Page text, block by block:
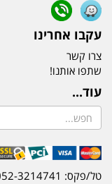
עקבו אחרינו
צרו קשר
שתפו אותנו!
עוד...
טל/פקס: 052-3214741